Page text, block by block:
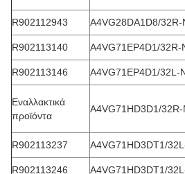
R902112943 Α4VG28DA1D8/
R902113140 Α4VG71EP4D1/32R-
R902113146 Α4VG71EP4D1/32L-
Εναλλακτικά
προϊόντα
Α4VG71HD3D1/
R902113237 Α4VG71HD3DT1/
R902113246 Α4VG71HD3DT1/